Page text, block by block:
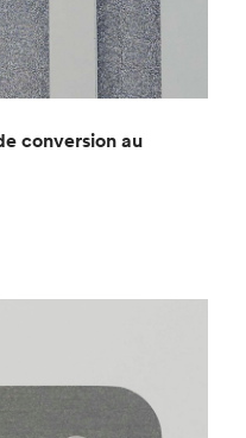
conversion au